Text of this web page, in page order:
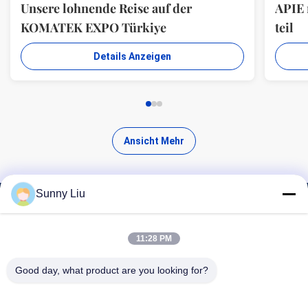
Unsere lohnende Reise auf der
KOMATEK EXPO Türkiye
Details Anzeigen
APIE
teil
Ansicht Mehr
Finde hochwertige Produkte
Sunny Liu
11:28 PM
Good day, what product are you looking for?